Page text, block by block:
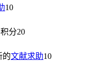
10
分20
的文献求助10